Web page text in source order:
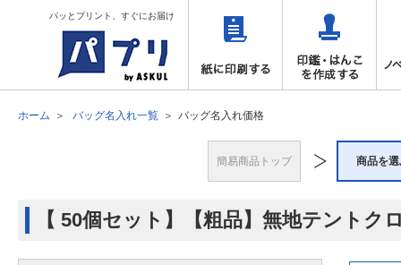
パッとプリント、すぐにお届け
ホーム バッグ名入れ一覧 バッグ名入れ価格
簡易商品トップ 商品を
【 50個セット】【粗品】無地テント